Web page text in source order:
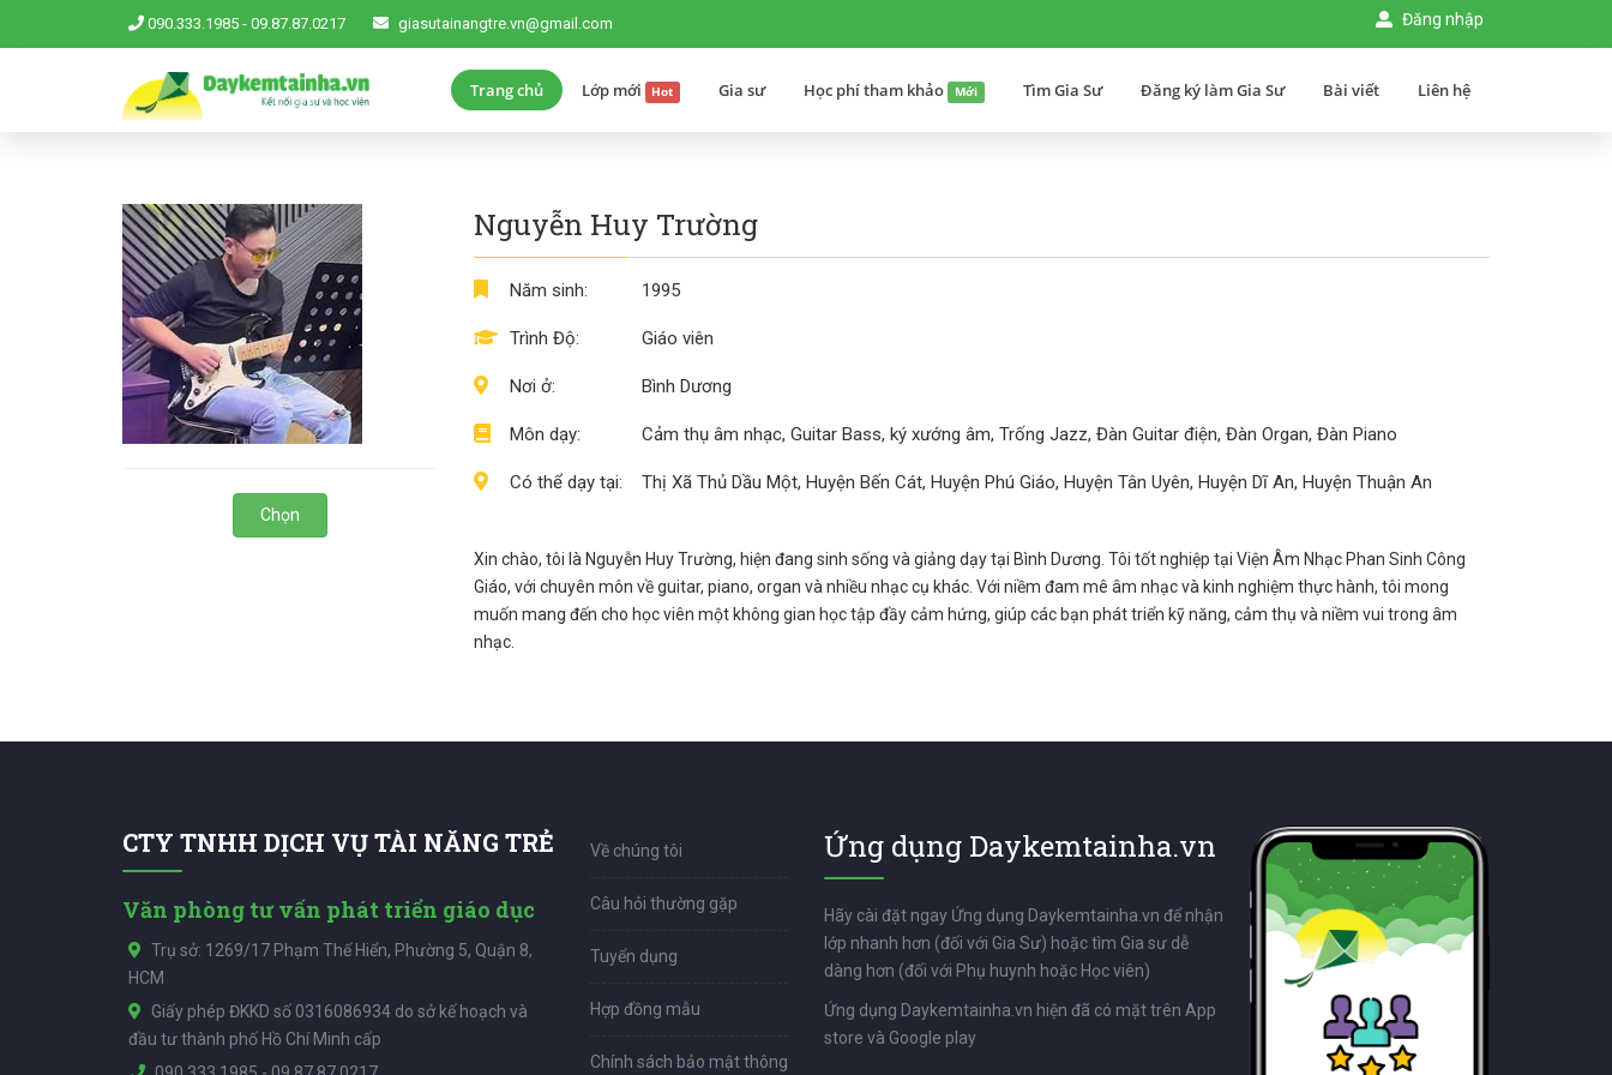
090.333.1985 - 09.87.87.0217 giasutainangtre.vn@gmail.com Đăng nhập
Trang chủ Lớp mới Hot Gia sư Học phí tham khảo Mới Tìm Gia Sư Đăng ký làm Gia Sư Bài viết Liên hệ
Chọn
Nguyễn Huy Trường
Năm sinh:
Trình Độ:
Nơi ở:
Môn dạy:
Có thể dạy tại:
1995
Giáo viên
Bình Dương
Cảm thụ âm nhạc, Guitar Bass, ký xướng âm, Trống Jazz, Đàn Guitar điện, Đàn Organ, Đàn Piano
Thị Xã Thủ Dầu Một, Huyện Bến Cát, Huyện Phú Giáo, Huyện Tân Uyên, Huyện Dĩ An, Huyện Thuận An
Xin chào, tôi là Nguyễn Huy Trường, hiện đang sinh sống và giảng dạy tại Bình Dương. Tôi tốt nghiệp tại Viện Âm Nhạc Phan Sinh Công
Giáo, với chuyên môn về guitar, piano, organ và nhiều nhạc cụ khác. Với niềm đam mê âm nhạc và kinh nghiệm thực hành, tôi mong
muốn mang đến cho học viên một không gian học tập đầy cảm hứng, giúp các bạn phát triển kỹ năng, cảm thụ và niềm vui trong âm
nhạc.
CTY TNHH DỊCH VỤ TÀI NĂNG TRẺ
Văn phòng tư vấn phát triển giáo dục
Trụ sở: 1269/17 Phạm Thế Hiển, Phường 5, Quận 8,
HCM
Giấy phép ĐKKD số 0316086934 do sở kế hoạch và
đầu tư thành phố Hồ Chí Minh cấp
Về chúng tôi
Câu hỏi thường gặp
Tuyển dụng
Hợp đồng mẫu
Chính sách bảo mật thông
Ứng dụng Daykemtainha.vn
Hãy cài đặt ngay Ứng dụng Daykemtainha.vn để nhận
lớp nhanh hơn (đối với Gia Sư) hoặc tìm Gia sư dễ
dàng hơn (đối với Phụ huynh hoặc Học viên)
Ứng dụng Daykemtainha.vn hiện đã có mặt trên App
store và Google play